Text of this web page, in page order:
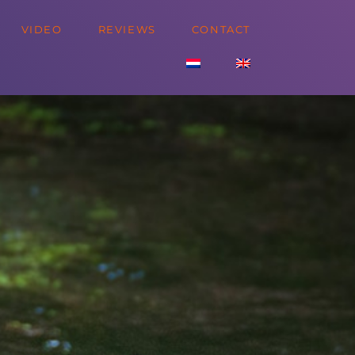
VIDEO REVIEWS CONTACT